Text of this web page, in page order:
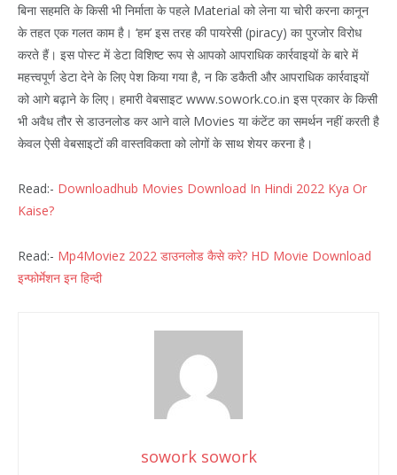
बिना सहमति के किसी भी निर्माता के पहले Material को लेना या चोरी करना कानून
के तहत एक गलत काम है। ‘हम’ इस तरह की पायरेसी (piracy) का पुरजोर विरोध
करते हैं। इस पोस्ट में डेटा विशिष्ट रूप से आपको आपराधिक कार्रवाइयों के बारे में
महत्त्वपूर्ण डेटा देने के लिए पेश किया गया है, न कि डकैती और आपराधिक कार्रवाइयों
को आगे बढ़ाने के लिए। हमारी वेबसाइट www.sowork.co.in इस प्रकार के किसी
भी अवैध तौर से डाउनलोड कर आने वाले Movies या कंटेंट का समर्थन नहीं करती है
केवल ऐसी वेबसाइटों की वास्तविकता को लोगों के साथ शेयर करना है।
Read:- Downloadhub Movies Download In Hindi 2022 Kya Or
Kaise?
Read:- Mp4Moviez 2022 डाउनलोड कैसे करे? HD Movie Download
इन्फोर्मेशन इन हिन्दी
sowork sowork